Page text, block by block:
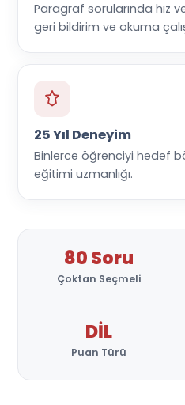
Paragraf sorularında hız
geri bildirim ve okuma
25 Yıl Deneyim
Binlerce öğrenciyi hedef
eğitimi uzmanlığı.
80 Soru
Çoktan Seçmeli
DİL
Puan Türü